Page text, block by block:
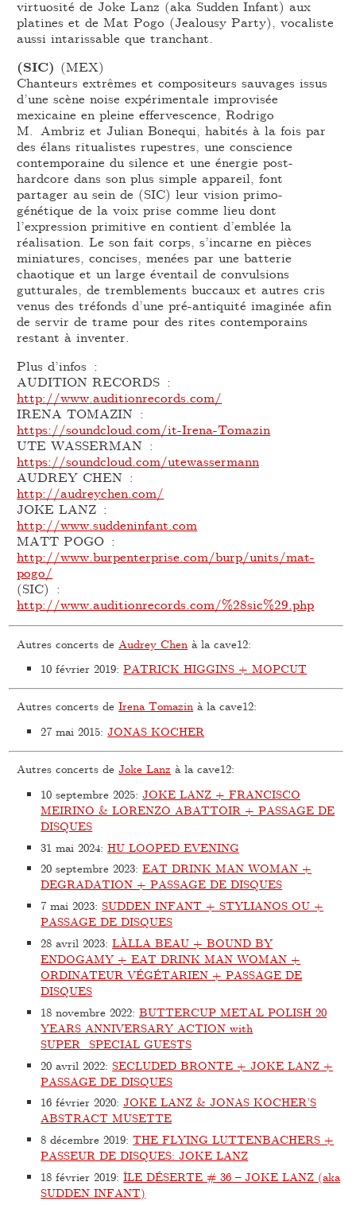
virtuosité de Joke Lanz (aka Sudden Infant) aux
platines et de Mat Pogo (Jealousy Party), vocaliste
aussi intarissable que tranchant.
(SIC) (MEX)
Chanteurs extrêmes et compositeurs sauvages issus
d’une scène noise expérimentale improvisée
mexicaine en pleine effervescence, Rodrigo
M. Ambriz et Julian Bonequi, habités à la fois par
des élans ritualistes rupestres, une conscience
contemporaine du silence et une énergie post-
hardcore dans son plus simple appareil, font
partager au sein de (SIC) leur vision primo-
génétique de la voix prise comme lieu dont
l’expression primitive en contient d’emblée la
réalisation. Le son fait corps, s’incarne en pièces
miniatures, concises, menées par une batterie
chaotique et un large éventail de convulsions
gutturales, de tremblements buccaux et autres cris
venus des tréfonds d’une pré-antiquité imaginée afin
de servir de trame pour des rites contemporains
restant à inventer.
Plus d’infos :
AUDITION RECORDS :
http://www.auditionrecords.com/
IRENA TOMAZIN :
https://soundcloud.com/it-Irena-Tomazin
UTE WASSERMAN :
https://soundcloud.com/utewassermann
AUDREY CHEN :
http://audreychen.com/
JOKE LANZ :
http://www.suddeninfant.com
MATT POGO :
http://www.burpenterprise.com/burp/units/mat-
pogo/
(SIC) :
http://www.auditionrecords.com/%28sic%29.php
Autres concerts de Audrey Chen à la cave12:
10 février 2019:PATRICK HIGGINS + MOPCUT
Autres concerts deIrena Tomazin à la cave12:
27 mai 2015:JONAS KOCHER
Autres concerts deJoke Lanz à la cave12:
10 septembre 2025:JOKE LANZ + FRANCISCO
MEIRINO & LORENZO ABATTOIR + PASSAGE DE
DISQUES
31 mai 2024:HU LOOPED EVENING
20 septembre 2023:EAT DRINK MAN WOMAN +
DEGRADATION + PASSAGE DE DISQUES
7 mai 2023:SUDDEN INFANT + STYLIANOS OU +
PASSAGE DE DISQUES
28 avril 2023:LÀLLA BEAU + BOUND BY
ENDOGAMY + EAT DRINK MAN WOMAN +
ORDINATEUR VÉGÉTARIEN + PASSAGE DE
DISQUES
18 novembre 2022:BUTTERCUP METAL POLISH 20
YEARS ANNIVERSARY ACTION with
SUPER_SPECIAL GUESTS
20 avril 2022:SECLUDED BRONTE + JOKE LANZ +
PASSAGE DE DISQUES
16 février 2020:JOKE LANZ & JONAS KOCHER’S
ABSTRACT MUSETTE
8 décembre 2019:THE FLYING LUTTENBACHERS +
PASSEUR DE DISQUES: JOKE LANZ
18 février 2019:ÎLE DÉSERTE # 36 – JOKE LANZ (aka
SUDDEN INFANT)